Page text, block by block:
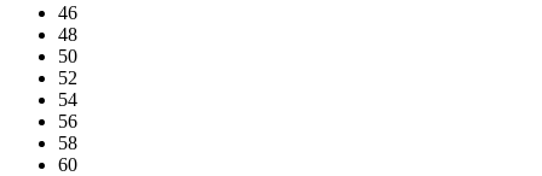
46
48
50
52
54
56
58
60